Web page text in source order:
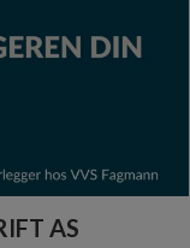
AS